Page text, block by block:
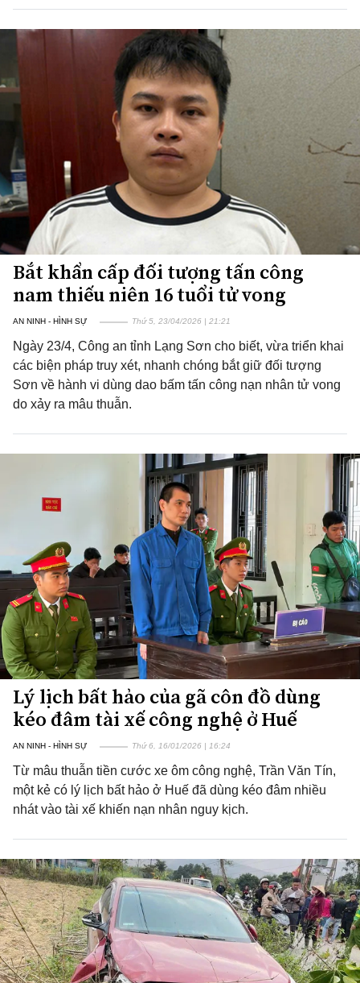
Bắt khẩn cấp đối tượng tấn công
nam thiếu niên 16 tuổi tử vong
AN NINH - HÌNH SỰ Thứ 5, 23/04/2026 | 21:21
Ngày 23/4, Công an tỉnh Lạng Sơn cho biết, vừa triển khai
các biện pháp truy xét, nhanh chóng bắt giữ đối tượng
Sơn về hành vi dùng dao bấm tấn công nạn nhân tử vong
do xảy ra mâu thuẫn.
Lý lịch bất hảo của gã côn đồ dùng
kéo đâm tài xế công nghệ ở Huế
AN NINH - HÌNH SỰ Thứ 6, 16/01/2026 | 16:24
Từ mâu thuẫn tiền cước xe ôm công nghệ, Trần Văn Tín,
một kẻ có lý lịch bất hảo ở Huế đã dùng kéo đâm nhiều
nhát vào tài xế khiến nạn nhân nguy kịch.